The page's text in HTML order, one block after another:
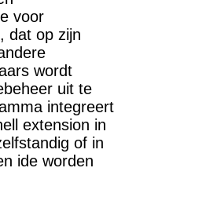
voor
dat op zijn
wordt
uit te
integreert
extension in
of in
ide worden